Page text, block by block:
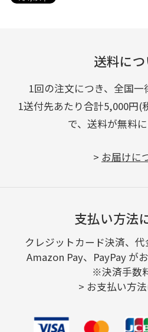
送料につ
1回の注文につき、全国一
1送付先あたり合計5,000円(
で、送料が無料に
> お届けに
支払い方法
クレジットカード決済、代
Amazon Pay、PayPay が
※決済手数
> お支払い方